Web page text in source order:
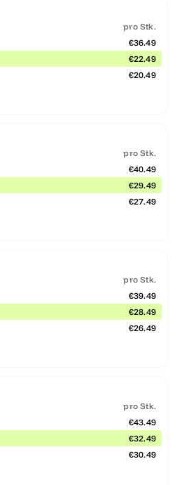
pro Stk.
€36.49
€22.49
€20.49
pro Stk.
€40.49
€29.49
€27.49
pro Stk.
€39.49
€28.49
€26.49
pro Stk.
€43.49
€32.49
€30.49